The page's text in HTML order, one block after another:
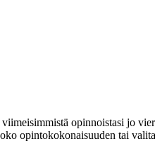
opinnoistasi jo
opintokokonaisuuden tai